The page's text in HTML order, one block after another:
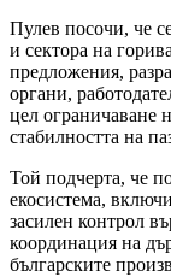
Пулев посочи, че
и сектора на
предложения,
органи,
цел ограничаване
стабилността на
Той подчерта, че
екосистема,
засилен контрол
координация на
българските